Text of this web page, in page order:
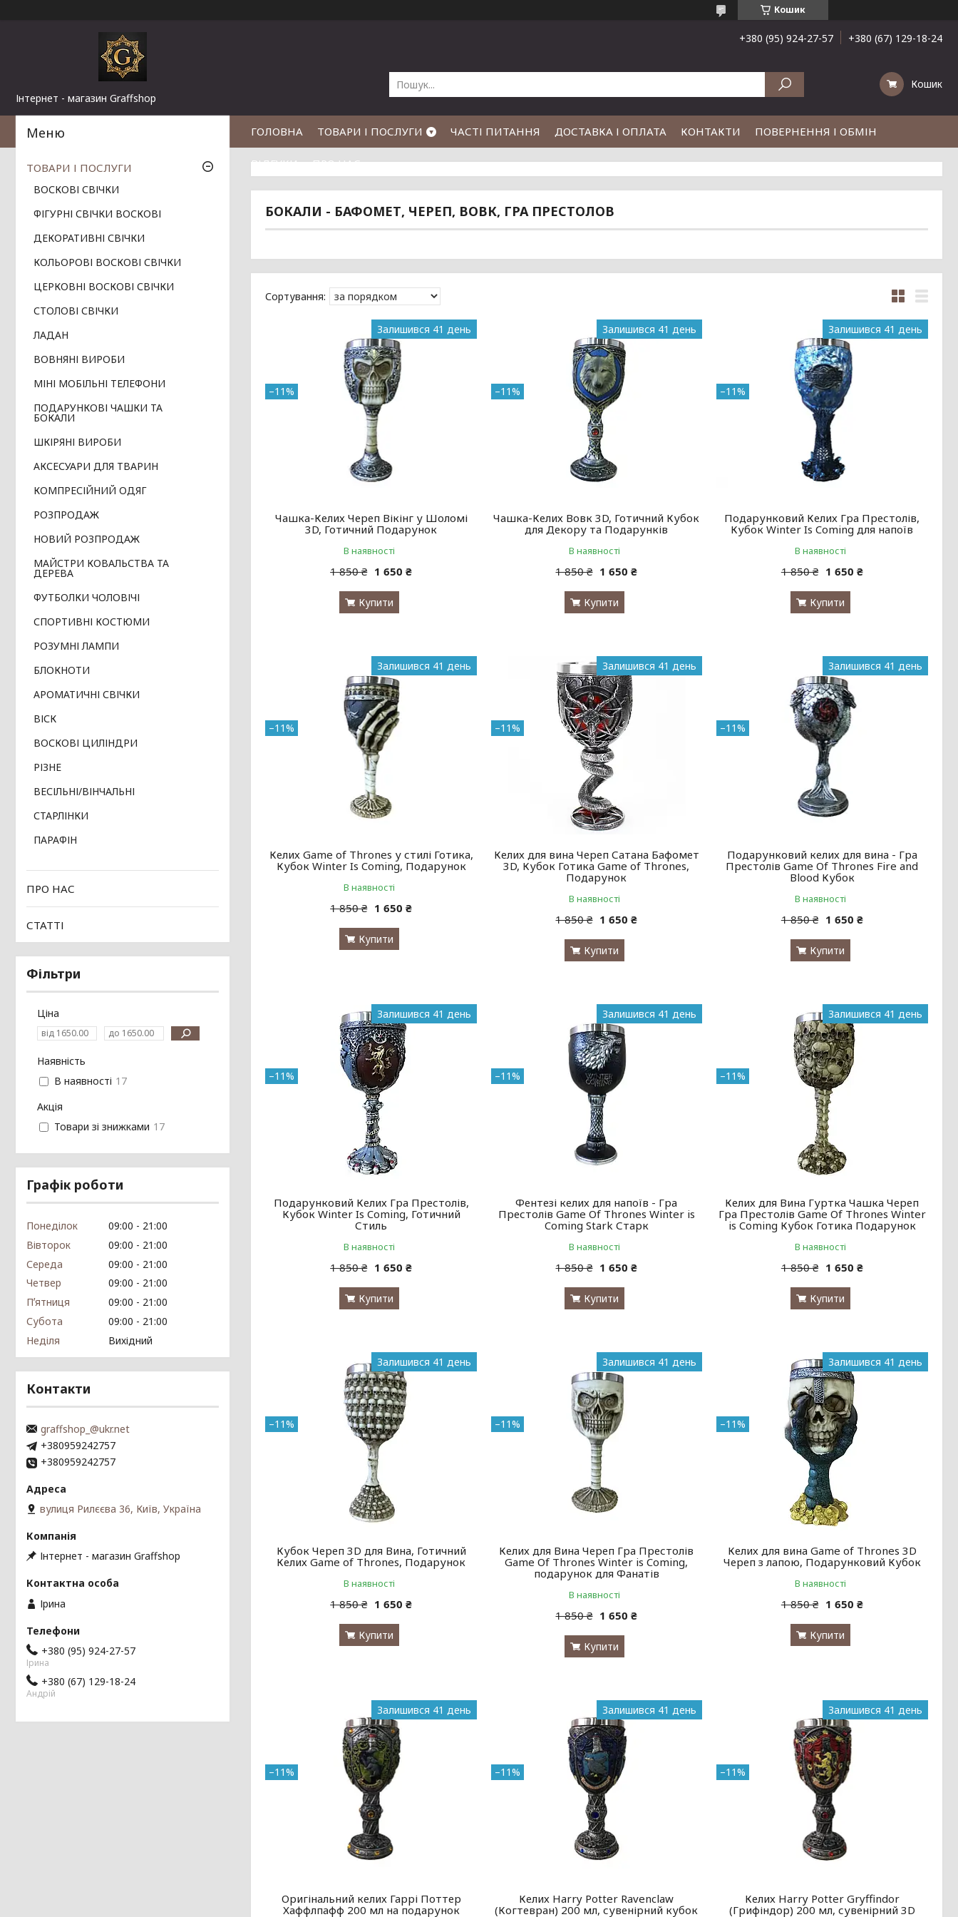
Кошик
Інтернет - магазин Graffshop
+380 (95) 924-27-57 +380 (67) 129-18-24
Кошик
ГОЛОВНА ТОВАРИ І ПОСЛУГИ ЧАСТІ ПИТАННЯ ДОСТАВКА І ОПЛАТА КОНТАКТИ ПОВЕРНЕННЯ І ОБМІН
ВІДГУКИ ПРО НАС
БОКАЛИ - БАФОМЕТ, ЧЕРЕП, ВОВК, ГРА ПРЕСТОЛОВ
–11%
Залишився 41 день
Чашка-Келих Череп Вікінг у Шоломі
3D, Готичний Подарунок
В наявності
1 850 ₴ 1 650 ₴
Купити
–11%
Залишився 41 день
Чашка-Келих Вовк 3D, Готичний Кубок
для Декору та Подарунків
В наявності
1 850 ₴ 1 650 ₴
Купити
–11%
Залишився 41 день
Подарунковий Келих Гра Престолів,
Кубок Winter Is Coming для напоїв
В наявності
1 850 ₴ 1 650 ₴
Купити
–11%
Залишився 41 день
Келих Game of Thrones у стилі Готика,
Кубок Winter Is Coming, Подарунок
В наявності
1 850 ₴ 1 650 ₴
Купити
–11%
Залишився 41 день
Келих для вина Череп Сатана Бафомет
3D, Кубок Готика Game of Thrones,
Подарунок
В наявності
1 850 ₴ 1 650 ₴
Купити
–11%
Залишився 41 день
Подарунковий келих для вина - Гра
Престолів Game Of Thrones Fire and
Blood Кубок
В наявності
1 850 ₴ 1 650 ₴
Купити
–11%
Залишився 41 день
Подарунковий Келих Гра Престолів,
Кубок Winter Is Coming, Готичний
Стиль
В наявності
1 850 ₴ 1 650 ₴
Купити
–11%
Залишився 41 день
Фентезі келих для напоїв - Гра
Престолів Game Of Thrones Winter is
Coming Stark Старк
В наявності
1 850 ₴ 1 650 ₴
Купити
–11%
Залишився 41 день
Келих для Вина Гуртка Чашка Череп
Гра Престолів Game Of Thrones Winter
is Coming Кубок Готика Подарунок
В наявності
1 850 ₴ 1 650 ₴
Купити
–11%
Залишився 41 день
Кубок Череп 3D для Вина, Готичний
Келих Game of Thrones, Подарунок
В наявності
1 850 ₴ 1 650 ₴
Купити
–11%
Залишився 41 день
Келих для Вина Череп Гра Престолів
Game Of Thrones Winter is Coming,
подарунок для Фанатів
В наявності
1 850 ₴ 1 650 ₴
Купити
–11%
Залишився 41 день
Келих для вина Game of Thrones 3D
Череп з лапою, Подарунковий Кубок
В наявності
1 850 ₴ 1 650 ₴
Купити
–11%
Залишився 41 день
Оригінальний келих Гаррі Поттер
Хаффлпафф 200 мл на подарунок
–11%
Залишився 41 день
Келих Harry Potter Ravenclaw
(Когтевран) 200 мл, сувенірний кубок
–11%
Залишився 41 день
Келих Harry Potter Gryffindor
(Грифіндор) 200 мл, сувенірний 3D
ТОВАРИ І ПОСЛУГИ
ВОСКОВІ СВІЧКИ
ФІГУРНІ СВІЧКИ ВОСКОВІ
ДЕКОРАТИВНІ СВІЧКИ
КОЛЬОРОВІ ВОСКОВІ СВІЧКИ
ЦЕРКОВНІ ВОСКОВІ СВІЧКИ
СТОЛОВІ СВІЧКИ
ЛАДАН
ВОВНЯНІ ВИРОБИ
МІНІ МОБІЛЬНІ ТЕЛЕФОНИ
ПОДАРУНКОВІ ЧАШКИ ТА
БОКАЛИ
ШКІРЯНІ ВИРОБИ
АКСЕСУАРИ ДЛЯ ТВАРИН
КОМПРЕСІЙНИЙ ОДЯГ
РОЗПРОДАЖ
НОВИЙ РОЗПРОДАЖ
МАЙСТРИ КОВАЛЬСТВА ТА
ДЕРЕВА
ФУТБОЛКИ ЧОЛОВІЧІ
СПОРТИВНІ КОСТЮМИ
РОЗУМНІ ЛАМПИ
БЛОКНОТИ
АРОМАТИЧНІ СВІЧКИ
ВІСК
ВОСКОВІ ЦИЛІНДРИ
РІЗНЕ
ВЕСІЛЬНІ/ВІНЧАЛЬНІ
СТАРЛІНКИ
ПАРАФІН
ПРО НАС
СТАТТІ
Фільтри
Ціна
Наявність
В наявності 17
Акція
Товари зі знижками 17
Графік роботи
Понеділок 09:00
21:00
Вівторок
09:00
21:00
Середа
09:00
21:00
Четвер
09:00
21:00
Пʼятниця
09:00
21:00
Субота
09:00
21:00
Неділя
Вихідний
Контакти
graffshop_@ukr.net
+380959242757
+380959242757
вулиця Рилєєва 36, Київ, Україна
Інтернет - магазин Graffshop
Ірина
+380 (95) 924-27-57
Ірина
+380 (67) 129-18-24
Андрій